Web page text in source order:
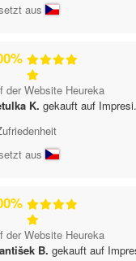
aus
der Website Heureka
K. gekauft auf
aus
der Website Heureka
B. gekauft auf